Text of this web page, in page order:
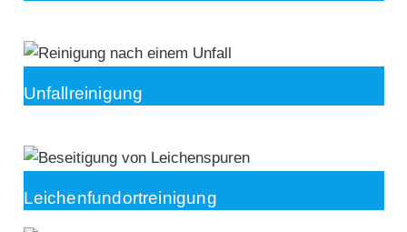
Unfallreinigung
Leichenfundortreinigung